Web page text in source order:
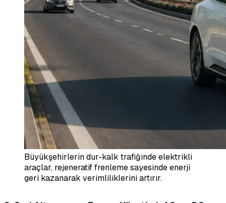
Büyükşehirlerin dur-kalk trafiğinde elektrikli
araçlar, rejeneratif frenleme sayesinde enerji
geri kazanarak verimliliklerini artırır.